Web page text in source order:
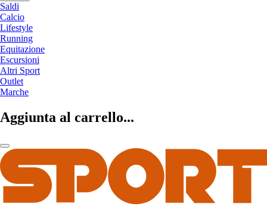
Saldi
Calcio
Lifestyle
Running
Equitazione
Escursioni
Altri Sport
Outlet
Marche
Aggiunta al carrello...